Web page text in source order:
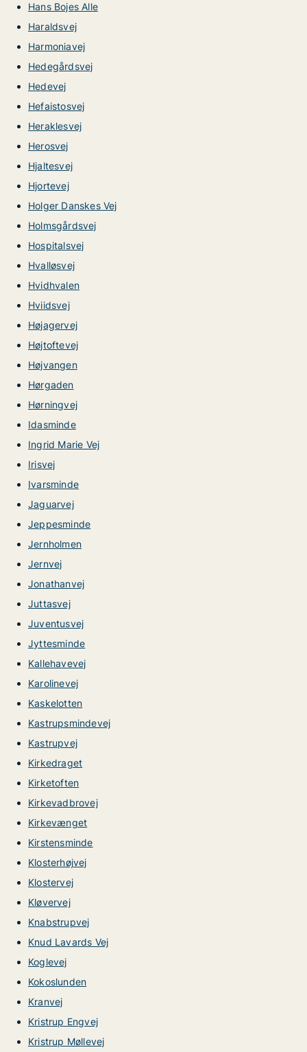
Hans Bojes Alle
Haraldsvej
Harmoniavej
Hedegårdsvej
Hedevej
Hefaistosvej
Heraklesvej
Herosvej
Hjaltesvej
Hjortevej
Holger Danskes Vej
Holmsgårdsvej
Hospitalsvej
Hvalløsvej
Hvidhvalen
Hviidsvej
Højagervej
Højtoftevej
Højvangen
Hørgaden
Hørningvej
Idasminde
Ingrid Marie Vej
Irisvej
Ivarsminde
Jaguarvej
Jeppesminde
Jernholmen
Jernvej
Jonathanvej
Juttasvej
Juventusvej
Jyttesminde
Kallehavevej
Karolinevej
Kaskelotten
Kastrupsmindevej
Kastrupvej
Kirkedraget
Kirketoften
Kirkevadbrovej
Kirkevænget
Kirstensminde
Klosterhøjvej
Klostervej
Kløvervej
Knabstrupvej
Knud Lavards Vej
Koglevej
Kokoslunden
Kranvej
Kristrup Engvej
Kristrup Møllevej